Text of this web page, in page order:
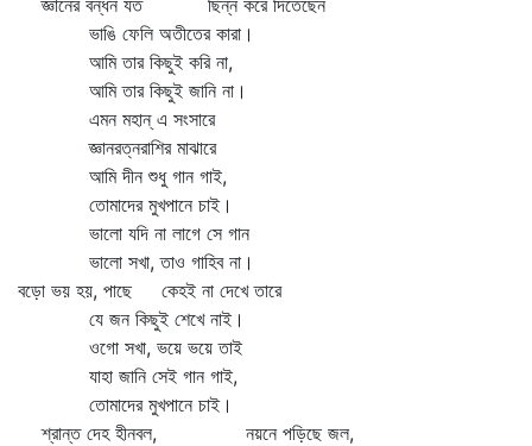
জ্ঞানের বন্ধন যত ছিন্ন করে দিতেছেন
ভাঙি ফেলি অতীতের কারা।
আমি তার কিছুই করি না,
আমি তার কিছুই জানি না।
এমন মহান্‌ এ সংসারে
জ্ঞানরত্নরাশির মাঝারে
আমি দীন শুধু গান গাই,
তোমাদের মুখপানে চাই।
ভালো যদি না লাগে সে গান
ভালো সখা, তাও গাহিব না।
বড়ো ভয় হয়, পাছে কেহই না দেখে তারে
যে জন কিছুই শেখে নাই।
ওগো সখা, ভয়ে ভয়ে তাই
যাহা জানি সেই গান গাই,
তোমাদের মুখপানে চাই।
শ্রান্ত দেহ হীনবল, নয়নে পড়িছে জল,